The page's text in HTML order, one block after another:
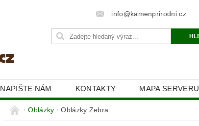
info@kamenprirodni.cz
NAPIŠTE NÁM KONTAKTY MAPA SERVERU
Oblázky Oblázky Zebra